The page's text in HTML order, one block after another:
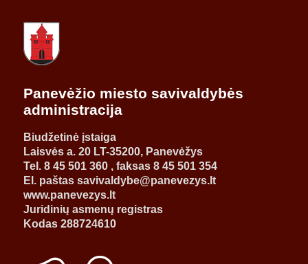
Panevėžio miesto savivaldybės
administracija
Biudžetinė įstaiga
Laisvės a. 20 LT-35200, Panevėžys
Tel. 8 45 501 360 , faksas 8 45 501 354
El. paštas savivaldybe@panevezys.lt
www.panevezys.lt
Juridinių asmenų registras
Kodas 288724610